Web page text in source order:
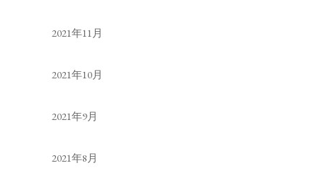
2021年11月
2021年10月
2021年9月
2021年8月